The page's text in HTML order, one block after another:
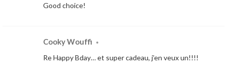
Good choice!
Cooky Wouffi •
Re Happy Bday… et super cadeau, j’en veux un!!!!